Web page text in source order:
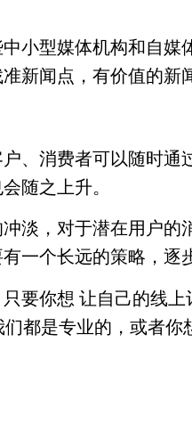
小型媒体机构和自媒
新闻点，有价值的新
、消费者可以随时
随之上升。
淡，对于潜在用户的
一个长远的策略，逐
要你想 让自己的线
都是专业的，或者